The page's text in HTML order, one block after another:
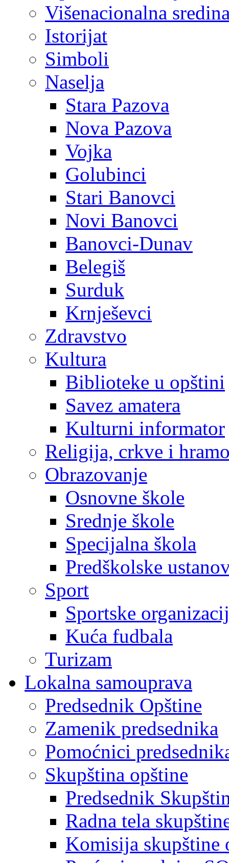
Višenacionalna
Istorijat
Simboli
Naselja
Stara Pazova
Nova Pazova
Vojka
Golubinci
Stari Banovci
Novi Banovci
Banovci-Dunav
Belegiš
Surduk
Krnješevci
Zdravstvo
Kultura
Biblioteke u opštini
Savez amatera
Kulturni informator
Religija, crkve i
Obrazovanje
Osnovne škole
Srednje škole
Specijalna škola
Predškolske
Sport
Sportske
Kuća fudbala
Turizam
Lokalna samouprava
Predsednik Opštine
Zamenik predsednika
Pomoćnici
Skupština opštine
Predsednik
Radna tela
Komisija skupštine